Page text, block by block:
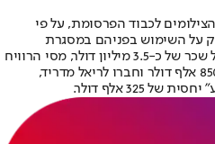
לכבוד הפרסומת, על פי
על השימוש בפניהם במסגרת
הפרסומת. ליתר דיוק, רונאלדו קיבל שכר של כ-3.5 מיליון דולר, מסי הרוויח
כ-2.6 מיליון, אמבפה קיבל מעל ל-850 אלף דולר וחברו לריאל מדריד,
325 אלף דולר.